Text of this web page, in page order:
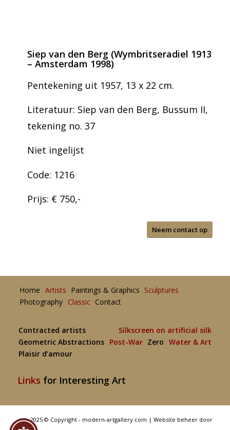
Siep van den Berg (Wymbritseradiel 1913
– Amsterdam 1998)
Pentekening uit 1957, 13 x 22 cm.
Literatuur: Siep van den Berg, Bussum II,
tekening no. 37
Niet ingelijst
Code: 1216
Prijs: € 750,-
Neem contact op
Home Artists Paintings & Graphics Sculptures
Photography Classic Contact
Contracted artists
Silkscreen on artificial silk
Geometric Abstractions
Post-War Zero Water & Art
Plaisir d’amour
Links for Interesting Art
2025 © Copyright - modern-artgallery.com |Website beheer door